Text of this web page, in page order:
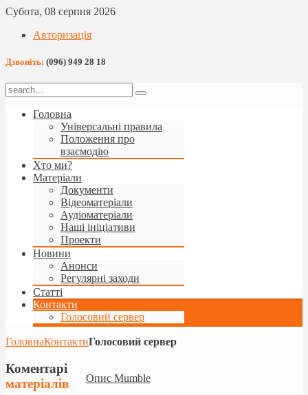
Субота, 08 серпня 2026
Авторизація
Дзвоніть: (096) 949 28 18
Головна
Універсальні правила
Положення про
взаємодію
Хто ми?
Матеріали
Документи
Відеоматеріали
Аудіоматеріали
Наші ініціативи
Проекти
Новини
Анонси
Регулярні заходи
Статті
Контакти
Голосовий сервер
ГоловнаКонтактиГолосовий сервер
Опис Mumble
Коментарі
матеріалів